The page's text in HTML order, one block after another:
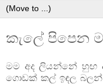
කැලේ පිපෙන
මම අද ලියන්නේ හුඟ
ගොඩක් කල් ඉඳල